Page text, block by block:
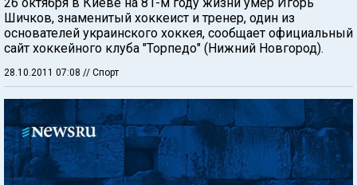
Шичков, знаменитый хоккеист и тренер, один из
основателей украинского хоккея, сообщает официальный
сайт хоккейного клуба "Торпедо" (Нижний Новгород).
28.10.2011 07:08 // Спорт